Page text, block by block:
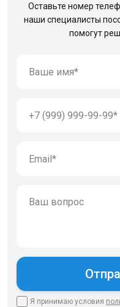
Оставьте номер
наши специалисты
помогут
Я принимаю условия